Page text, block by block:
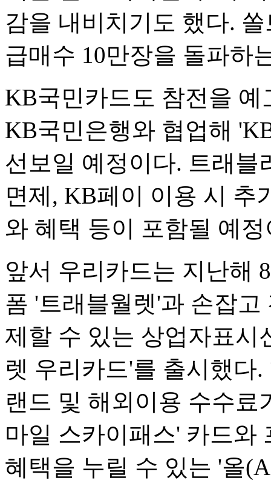
감을 내비치기도 했다.
급매수 10만장을 돌파하
KB국민카드도 참전을
KB국민은행와 협업해
선보일 예정이다. 트래블
면제, KB페이 이용 시 추
와 혜택 등이 포함될 예
앞서 우리카드는 지난해
폼 '트래블월렛'과 손잡고
제할 수 있는 상업자표시
렛 우리카드'를 출시했다
랜드 및 해외이용 수수
마일 스카이패스' 카드와
혜택을 누릴 수 있는 '올